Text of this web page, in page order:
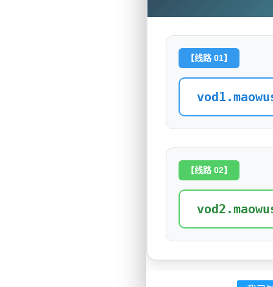
【线路 01】
【线路 02】